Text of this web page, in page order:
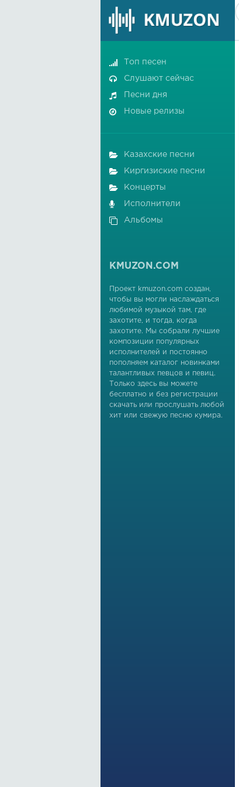
Топ песен
Слушают сейчас
Песни дня
Новые релизы
Казахские песни
Киргизиские песни
Концерты
Исполнители
Альбомы
KMUZON.COM
Проект kmuzon.com создан,
чтобы вы могли наслаждаться
любимой музыкой там, где
захотите, и тогда, когда
захотите. Мы собрали лучшие
композиции популярных
исполнителей и постоянно
пополняем каталог новинками
талантливых певцов и певиц.
Только здесь вы можете
бесплатно и без регистрации
скачать или прослушать любой
хит или свежую песню кумира.